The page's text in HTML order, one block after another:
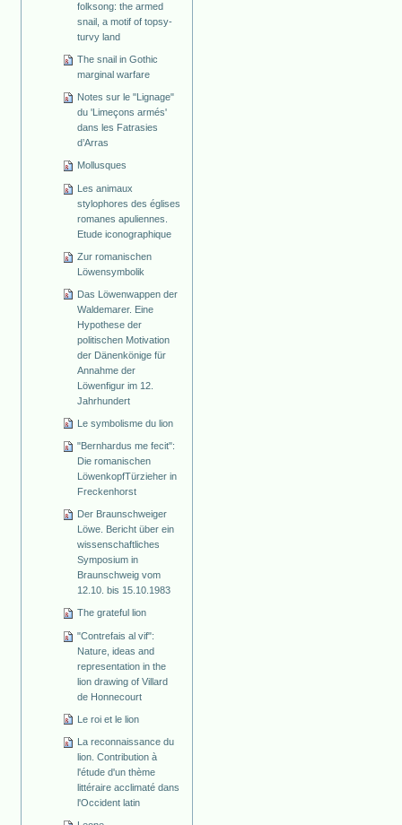
folksong: the armed
snail, a motif of topsy-
turvy land
The snail in Gothic
marginal warfare
Notes sur le "Lignage"
du 'Limeçons armés'
dans les Fatrasies
d’Arras
Mollusques
Les animaux
stylophores des églises
romanes apuliennes.
Etude iconographique
Zur romanischen
Löwensymbolik
Das Löwenwappen der
Waldemarer. Eine
Hypothese der
politischen Motivation
der Dänenkönige für
Annahme der
Löwenfigur im 12.
Jahrhundert
Le symbolisme du lion
"Bernhardus me fecit":
Die romanischen
Löwenkopf­Türzieher in
Freckenhorst
Der Braunschweiger
Löwe. Bericht über ein
wissenschaftliches
Symposium in
Braunschweig vom
12.10. bis 15.10.1983
The grateful lion
"Contrefais al vif":
Nature, ideas and
representation in the
lion drawing of Villard
de Honnecourt
Le roi et le lion
La reconnaissance du
lion. Contribution à
l'étude d'un thème
littéraire acclimaté dans
l'Occident latin